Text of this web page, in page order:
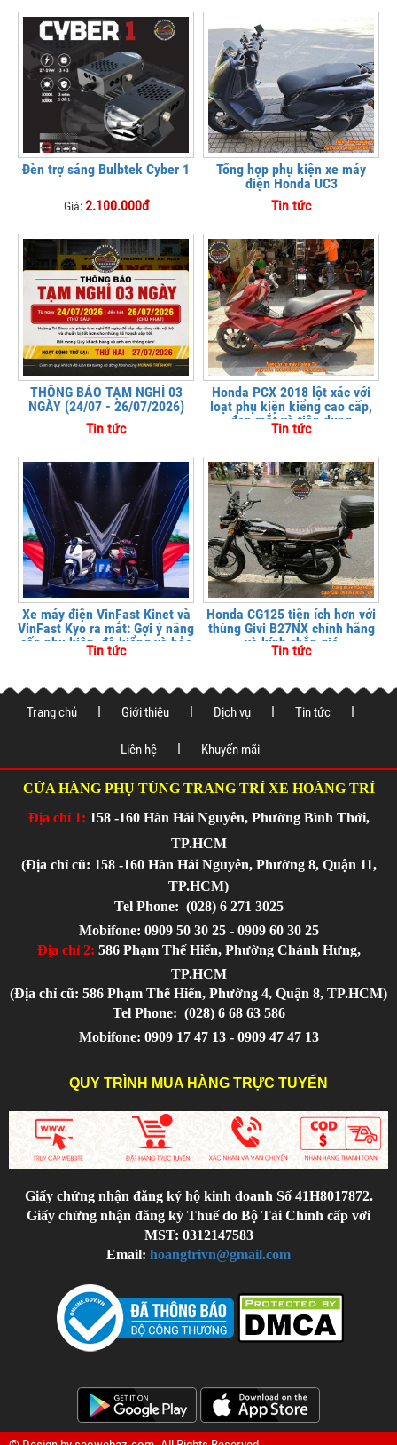
Đèn trợ sáng Bulbtek Cyber 1
Giá:2.100.000đ
Tổng hợp phụ kiện xe máy
điện Honda UC3
Tin tức
THÔNG BÁO TẠM NGHỈ 03
NGÀY (24/07 - 26/07/2026)
Tin tức
Honda PCX 2018 lột xác với
loạt phụ kiện kiểng cao cấp,
đẹp mắt và tiện dụng
Tin tức
Xe máy điện VinFast Kinet và
VinFast Kyo ra mắt: Gợi ý nâng
cấp phụ kiện, độ kiểng và bảo
vệ xe tại
Tin tức
Honda CG125 tiện ích hơn với
thùng Givi B27NX chính hãng
và kính chắn gió
Tin tức
Trang chủ Giới thiệu Dịch vụ Tin tức
Liên hệ Khuyến mãi
CỬA HÀNG PHỤ TÙNG TRANG TRÍ XE HOÀNG TRÍ
Địa chỉ 1: 158 -160 Hàn Hải Nguyên, Phường Bình Thới,
TP.HCM
(Địa chỉ cũ: 158 -160 Hàn Hải Nguyên, Phường 8, Quận 11,
TP.HCM)
Tel Phone: (028) 6 271 3025
Mobifone: 0909 50 30 25 - 0909 60 30 25
Địa chỉ 2: 586 Phạm Thế Hiển, Phường Chánh Hưng,
TP.HCM
(Địa chỉ cũ: 586 Phạm Thế Hiển, Phường 4, Quận 8, TP.HCM)
Tel Phone: (028) 6 68 63 586
Mobifone: 0909 17 47 13 - 0909 47 47 13
QUY TRÌNH MUA HÀNG TRỰC TUYẾN
Giấy chứng nhận đăng ký hộ kinh doanh Số 41H8017872.
Giấy chứng nhận đăng ký Thuế do Bộ Tài Chính cấp với
MST: 0312147583
Email: hoangtrivn@gmail.com